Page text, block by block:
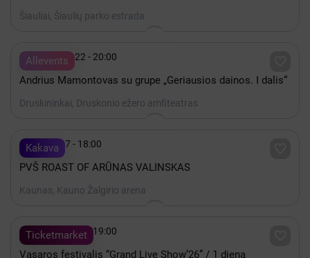
Šiauliai, Šiaulių parko estrada
Allevents
 Rugpjūtis 22 - 20:00
Andrius Mamontovas su grupe „Geriausios dainos. I dalis“
Druskininkai, Druskonio ežero amfiteatras
Kakava
 Spalis 17 - 18:00
PVŠ ROAST OF ARŪNAS VALINSKAS
Kaunas, Kauno Žalgirio arena
Ticketmarket
 Rugpjūtis 07 - 19:00
Vasaros festivalis “Grand Live Show’26” / 1 diena